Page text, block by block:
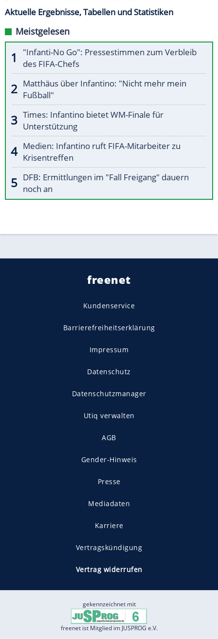
Aktuelle Ergebnisse, Tabellen und Statistiken
Meistgelesen
"Infanti-No Go": Pressestimmen zum Verbleib
des FIFA-Chefs
Matthäus über Infantino: "Nicht mehr mein
Fußball"
Times: Infantino bietet WM-Finale für
Unterstützung
Medien: Infantino ruft FIFA-Mitarbeiter zu
Krisentreffen
DFB: Ermittlungen im "Fall Freigang" dauern
noch an
freenet
Kundenservice
Barrierefreiheitserklärung
Impressum
Datenschutz
Datenschutzmanager
Utiq verwalten
AGB
Gender-Hinweis
Presse
Mediadaten
Karriere
Vertragskündigung
Vertrag widerrufen
gekennzeichnet mit
freenet ist Mitglied im JUSPROG e.V.